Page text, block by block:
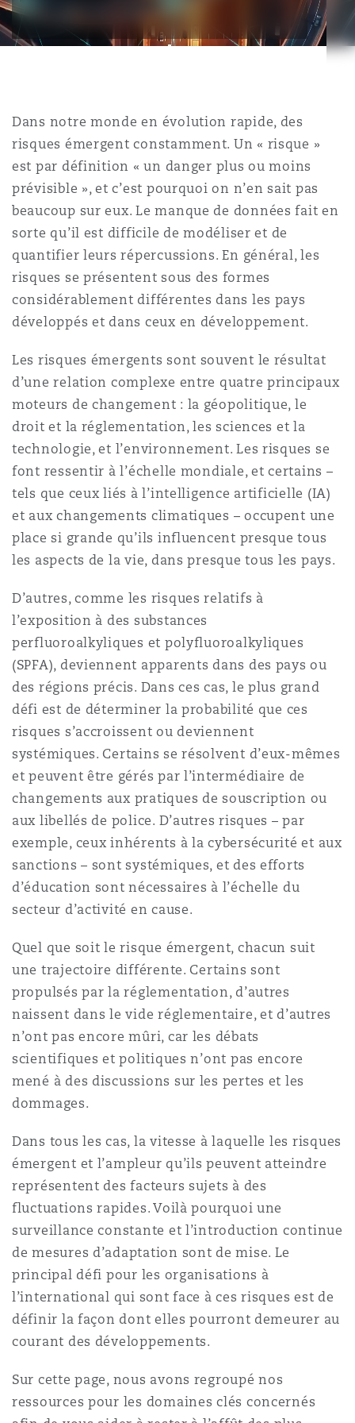
Recouvrement de dettes
situations de crise
Financement et location
Acquisition de flottes
Couverture d’assurance
Entretien, réparation et
Droit aérien commercial
Droit réglementaire
Emploi, pensions et
Finances
Propriété intellectuelle
Technologie, externalisation
Responsabilité civile et de
Responsabilité à l’égard des
d’emploi
Énergie
Assurance des institutions
administrateurs et dirigeants
Soins de santé
Couverture d’assurance
Droit maritime
Risques politiques et crédit
Responsabilité du fabricant
produits
Assurance biens
Réassurance
Assurance spécialisée
et construction
Partenariats public-privé et
Droit immobilier
réglementaire et enquêtes
Services financiers
Enquêtes internes
Services professionnels
Sûreté, sécurité, santé et
Kong
Delhi
Bator
Paulo
City
Vegas
Angeles
Jersey
York
County
Francisco
(D. C.)
St Stephens Green House
The St Botolph Building
2 New Bailey
Dans notre monde en évolution rapide, des
risques émergent constamment. Un « risque »
est par définition « un danger plus ou moins
prévisible », et c’est pourquoi on n’en sait pas
beaucoup sur eux. Le manque de données fait en
sorte qu’il est difficile de modéliser et de
quantifier leurs répercussions. En général, les
risques se présentent sous des formes
considérablement différentes dans les pays
développés et dans ceux en développement.
Les risques émergents sont souvent le résultat
d’une relation complexe entre quatre principaux
moteurs de changement : la géopolitique, le
droit et la réglementation, les sciences et la
technologie, et l’environnement. Les risques se
font ressentir à l’échelle mondiale, et certains –
tels que ceux liés à l’intelligence artificielle (IA)
et aux changements climatiques – occupent une
place si grande qu’ils influencent presque tous
les aspects de la vie, dans presque tous les pays.
D’autres, comme les risques relatifs à
l’exposition à des substances
perfluoroalkyliques et polyfluoroalkyliques
(SPFA), deviennent apparents dans des pays ou
des régions précis. Dans ces cas, le plus grand
défi est de déterminer la probabilité que ces
risques s’accroissent ou deviennent
systémiques. Certains se résolvent d’eux-mêmes
et peuvent être gérés par l’intermédiaire de
changements aux pratiques de souscription ou
aux libellés de police. D’autres risques – par
exemple, ceux inhérents à la cybersécurité et aux
sanctions – sont systémiques, et des efforts
d’éducation sont nécessaires à l’échelle du
secteur d’activité en cause.
Quel que soit le risque émergent, chacun suit
une trajectoire différente. Certains sont
propulsés par la réglementation, d’autres
naissent dans le vide réglementaire, et d’autres
n’ont pas encore mûri, car les débats
scientifiques et politiques n’ont pas encore
mené à des discussions sur les pertes et les
dommages.
Dans tous les cas, la vitesse à laquelle les risques
émergent et l’ampleur qu’ils peuvent atteindre
représentent des facteurs sujets à des
fluctuations rapides. Voilà pourquoi une
surveillance constante et l’introduction continue
de mesures d’adaptation sont de mise. Le
principal défi pour les organisations à
l’international qui sont face à ces risques est de
définir la façon dont elles pourront demeurer au
courant des développements.
Sur cette page, nous avons regroupé nos
ressources pour les domaines clés concernés